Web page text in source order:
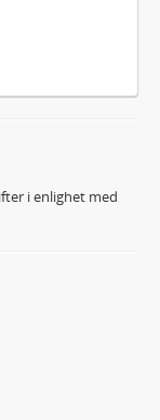
i enlighet med